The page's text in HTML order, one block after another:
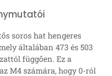
soros hat hengeres
általában 473 és 503
függően. Ez a
M4 számára, hogy 0-ról